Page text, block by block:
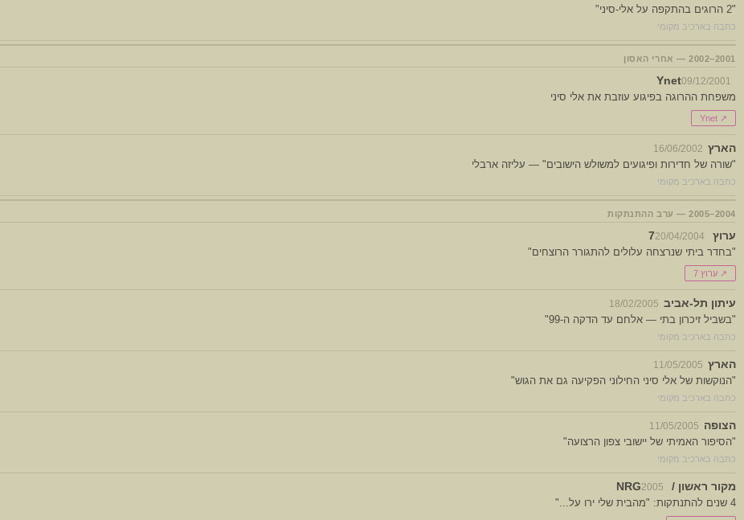
"2 הרוגים בהתקפה על אלי-סיני"
כתבה בארכיב מקומי
2001–2002 — אחרי האסון
Ynet09/12/2001
משפחת ההרוגה בפיגוע עוזבת את אלי סיני
↗ Ynet
הארץ 16/06/2002
"שורה של חדירות ופיגועים למשולש הישובים" — עליזה ארבלי
כתבה בארכיב מקומי
2004–2005 — ערב ההתנתקות
ערוץ 7 20/04/2004
"בחדר ביתי שנרצחה עלולים להתגורר הרוצחים"
↗ ערוץ 7
עיתון תל-אביב 18/02/2005
"בשביל זיכרון בתי — אלחם עד הדקה ה-99"
כתבה בארכיב מקומי
הארץ 11/05/2005
"הנוקשות של אלי סיני החילוני הפקיעה גם את הגוש"
כתבה בארכיב מקומי
הצופה 11/05/2005
"הסיפור האמיתי של יישובי צפון הרצועה"
כתבה בארכיב מקומי
מקור ראשון / NRG 2005
4 שנים להתנתקות: "מהבית שלי ירו על..."